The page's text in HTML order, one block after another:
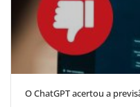
O ChatGPT acertou a